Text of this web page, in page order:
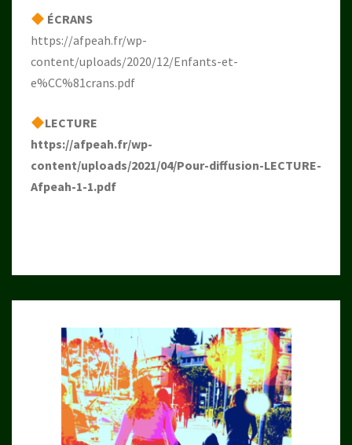
ÉCRANS
https://afpeah.fr/wp-
content/uploads/2020/12/Enfants-et-
e%CC%81crans.pdf
LECTURE
https://afpeah.fr/wp-
content/uploads/2021/04/Pour-diffusion-LECTURE-
Afpeah-1-1.pdf